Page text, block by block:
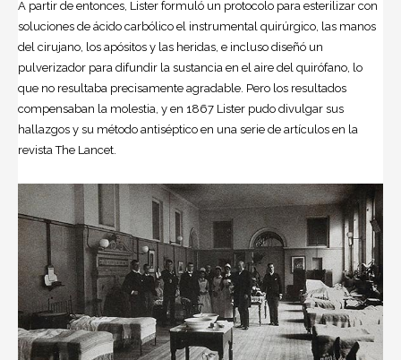
A partir de entonces, Lister formuló un protocolo para esterilizar con
soluciones de ácido carbólico el instrumental quirúrgico, las manos
del cirujano, los apósitos y las heridas, e incluso diseñó un
pulverizador para difundir la sustancia en el aire del quirófano, lo
que no resultaba precisamente agradable. Pero los resultados
compensaban la molestia, y en 1867 Lister pudo divulgar sus
hallazgos y su método antiséptico en una serie de artículos en la
revista The Lancet.